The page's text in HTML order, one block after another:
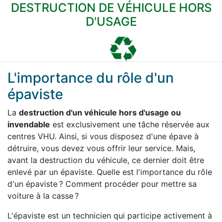
DESTRUCTION DE VÉHICULE HORS
D'USAGE
L'importance du rôle d'un
épaviste
La destruction d'un véhicule hors d'usage ou
invendable est exclusivement une tâche réservée aux
centres VHU. Ainsi, si vous disposez d'une épave à
détruire, vous devez vous offrir leur service. Mais,
avant la destruction du véhicule, ce dernier doit être
enlevé par un épaviste. Quelle est l'importance du rôle
d'un épaviste ? Comment procéder pour mettre sa
voiture à la casse ?
L'épaviste est un technicien qui participe activement à